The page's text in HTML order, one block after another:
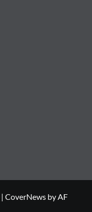
| CoverNews by AF